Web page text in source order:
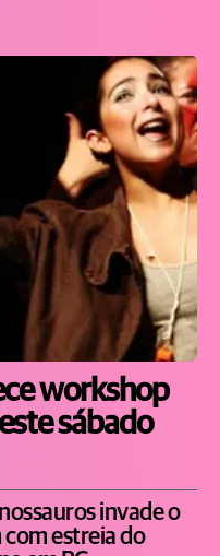
workshop
sábado
invade o
com estreia do